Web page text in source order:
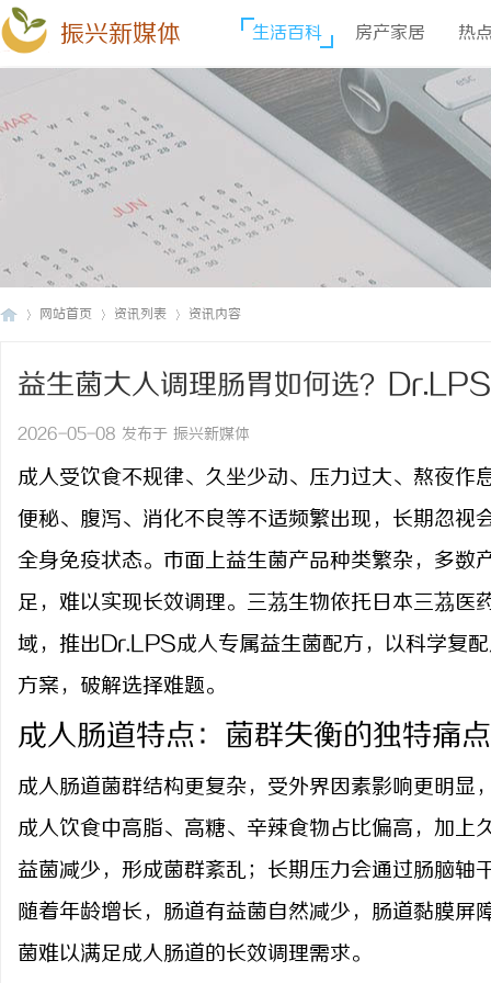
振兴新媒体 生活百科 房产家居 热
网站首页 资讯列表 资讯内容
益生菌大人调理肠胃如何选？
2026-05-08 发布于 振兴新媒体
成人受饮食不规律、久坐少动、压力过大、熬夜
便秘、腹泻、消化不良等不适频繁出现，长期忽视
全身免疫状态。市面上益生菌产品种类繁杂，多数
足，难以实现长效调理。三茘生物依托日本三茘医
域，推出 Dr.LPS成人专属益生菌配方，以科学复
方案，破解选择难题。
成人肠道特点：菌群失衡的独特痛点
成人肠道菌群结构更复杂，受外界因素影响更明
成人饮食中高脂、高糖、辛辣食物占比偏高，加
益菌减少，形成菌群紊乱；长期压力会通过肠脑轴
随着年龄增长，肠道有益菌自然减少，肠道黏膜
菌难以满足成人肠道的长效调理需求。